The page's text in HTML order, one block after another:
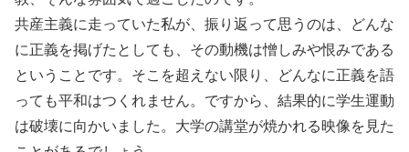
共産主義に走っていた私が、振り返って思うのは、どんな
に正義を掲げたとしても、その動機は憎しみや恨みである
ということです。そこを超えない限り、どんなに正義を語
っても平和はつくれません。ですから、結果的に学生運動
は破壊に向かいました。大学の講堂が焼かれる映像を見た